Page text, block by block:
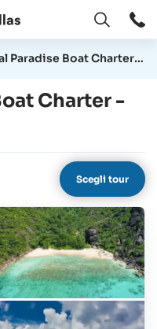
Aperto
Tropical Paradise Boat Charter - Tropical Cruise
Charter -
Scegli tour